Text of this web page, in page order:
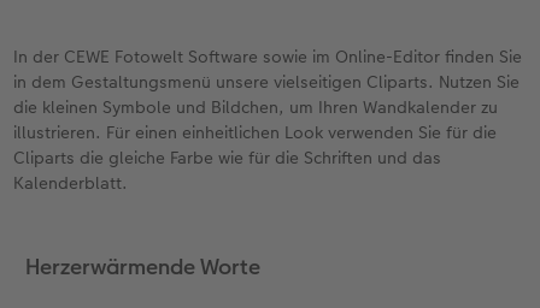
In der CEWE Fotowelt Software sowie im Online-Editor finden Sie
in dem Gestaltungsmenü unsere vielseitigen Cliparts. Nutzen Sie
die kleinen Symbole und Bildchen, um Ihren Wandkalender zu
illustrieren. Für einen einheitlichen Look verwenden Sie für die
Cliparts die gleiche Farbe wie für die Schriften und das
Kalenderblatt.
Herzerwärmende Worte